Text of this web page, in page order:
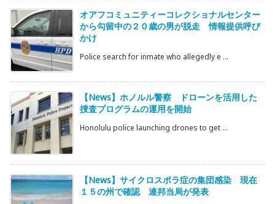
オアフコミュニティーコレクショナルセンター
から勾留中の２０歳の男が脱走 情報提供呼び
かけ
Police search for inmate who allegedly e ...
【News】ホノルル警察 ドローンを活用した
捜査プログラムの運用を開始
Honolulu police launching drones to get ...
【News】サイクロスポラ症の集団感染 現在
１５の州で確認 連邦当局が発表